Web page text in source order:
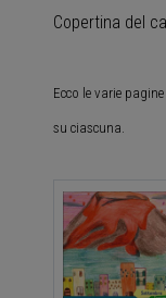
Copertina del
Ecco le varie
su ciascuna.